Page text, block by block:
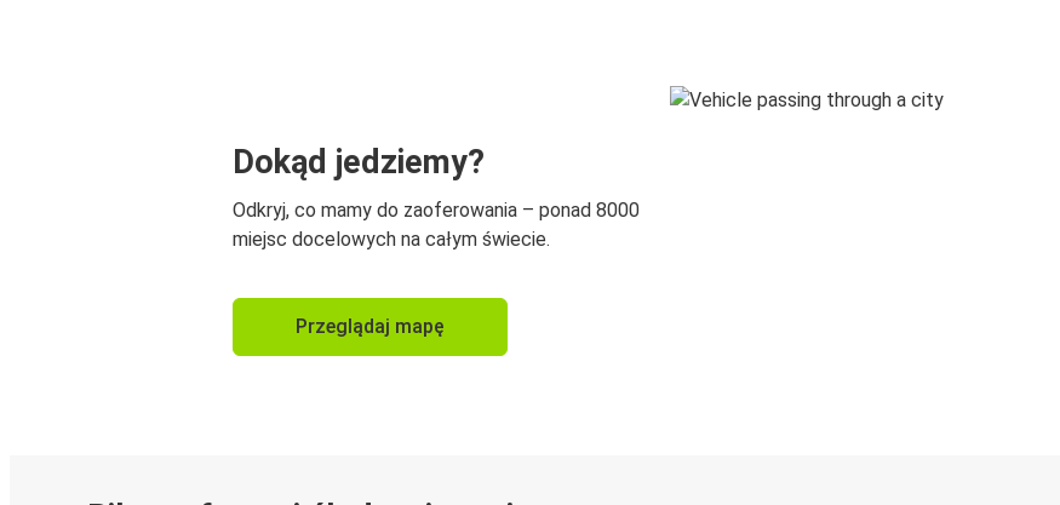
Dokąd jedziemy?
Odkryj, co mamy do zaoferowania – ponad 8000
miejsc docelowych na całym świecie.
Przeglądaj mapę